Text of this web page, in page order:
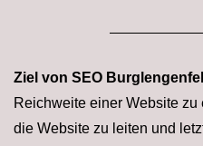
Ziel von SEO
Reichweite einer Website zu
die Website zu leiten und